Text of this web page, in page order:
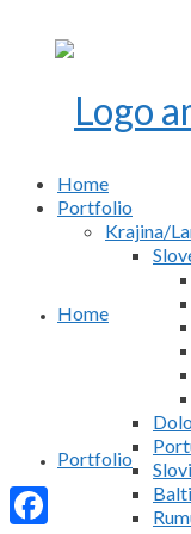
Home
Portfolio
Home
Portfolio
Krajina/